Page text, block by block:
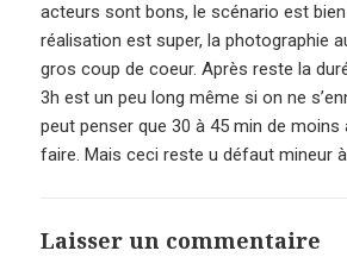
acteurs sont bons, le scénario est
réalisation est super, la photographie
gros coup de coeur. Après reste la
3h est un peu long même si on ne
peut penser que 30 à 45 min de moins
faire. Mais ceci reste u défaut mineur
Laisser un commentaire